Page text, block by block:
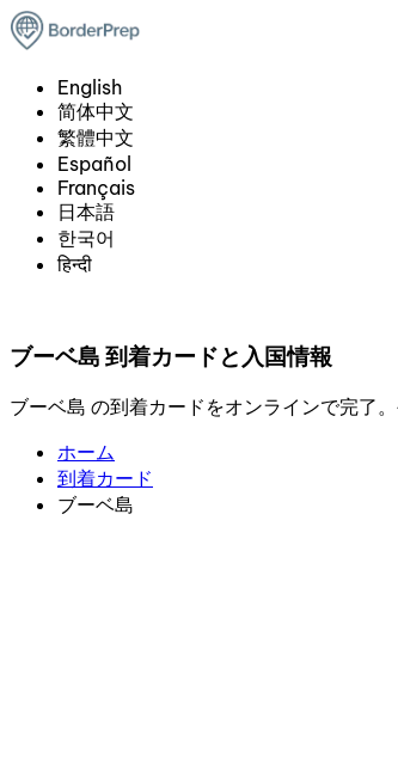
English
简体中文
繁體中文
Español
Français
日本語
한국어
हिन्दी
ブーベ島 到着カードと入国情報
ブーベ島 の到着カードをオンラインで完了
ホーム
到着カード
ブーベ島